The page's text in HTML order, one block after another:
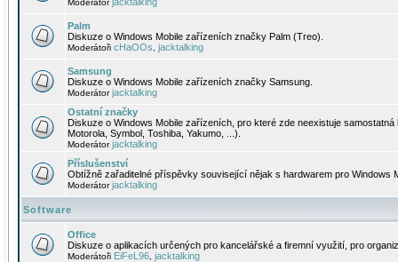
Moderátor
Palm
Diskuze o Windows Mobile zařízeních značky Palm (Treo).
Moderátoři cHaOOs jacktalking
Samsung
Diskuze o Windows Mobile zařízeních značky Samsung.
Moderátorjacktalking
Ostatní značky
Diskuze o Windows Mobile zařízeních, pro které zde neexistuje
Motorola, Symbol, Toshiba, Yakumo, ...).
Moderátorjacktalking
Příslušenství
Obtížně zařaditelné příspěvky související nějak s hardwarem pro Windows
Moderátorjacktalking
Software
Office
Diskuze o aplikacích určených pro kancelářské a firemní využití, pro
Moderátoři EiFeL96 jacktalking